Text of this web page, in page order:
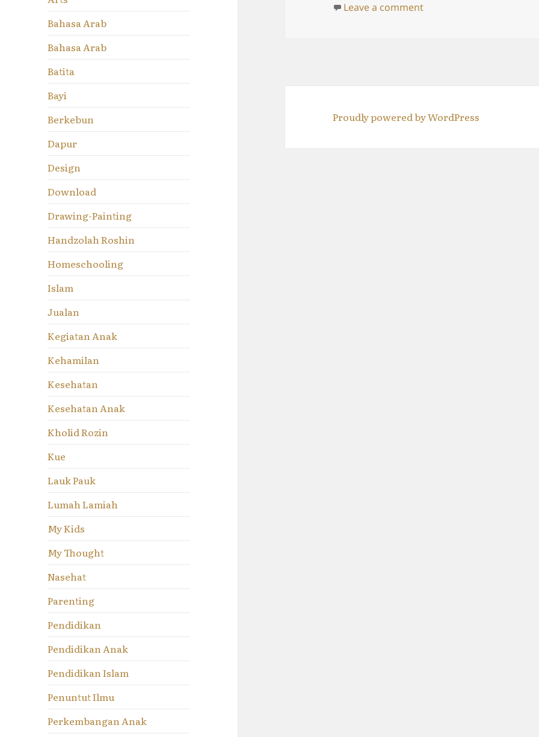
Bahasa Arab
Bahasa Arab
Batita
Bayi
Berkebun
Dapur
Design
Download
Drawing-Painting
Handzolah Roshin
Homeschooling
Islam
Jualan
Kegiatan Anak
Kehamilan
Kesehatan
Kesehatan Anak
Kholid Rozin
Kue
Lauk Pauk
Lumah Lamiah
My Kids
My Thought
Nasehat
Parenting
Pendidikan
Pendidikan Anak
Pendidikan Islam
Penuntut Ilmu
Perkembangan Anak
on
Leave a commenton Kantong Rahimku
Proudly powered by WordPress